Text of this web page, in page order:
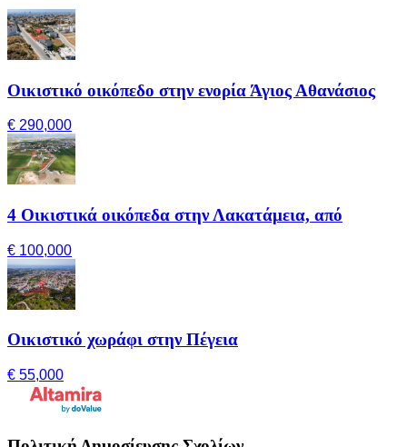
Οικιστικό οικόπεδο στην ενορία Άγιος Αθανάσιος
€ 290,000
4 Οικιστικά οικόπεδα στην Λακατάμεια, από
€ 100,000
Οικιστικό χωράφι στην Πέγεια
€ 55,000